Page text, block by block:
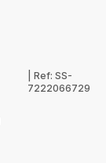
Ref: SS-
7222066729